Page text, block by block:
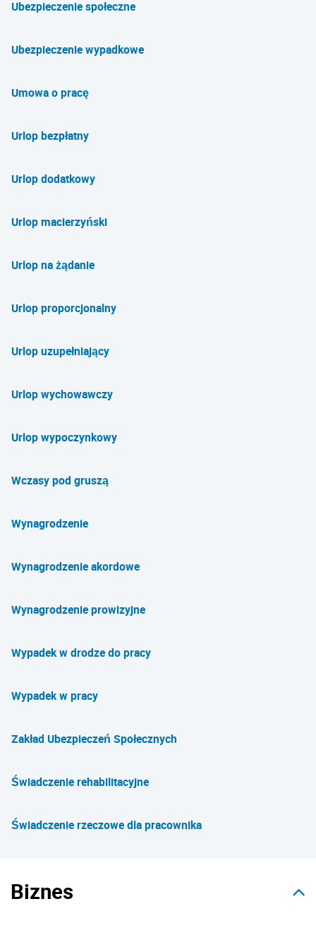
Ubezpieczenie społeczne
Ubezpieczenie wypadkowe
Umowa o pracę
Urlop bezpłatny
Urlop dodatkowy
Urlop macierzyński
Urlop na żądanie
Urlop proporcjonalny
Urlop uzupełniający
Urlop wychowawczy
Urlop wypoczynkowy
Wczasy pod gruszą
Wynagrodzenie
Wynagrodzenie akordowe
Wynagrodzenie prowizyjne
Wypadek w drodze do pracy
Wypadek w pracy
Zakład Ubezpieczeń Społecznych
Świadczenie rehabilitacyjne
Świadczenie rzeczowe dla pracownika
Biznes